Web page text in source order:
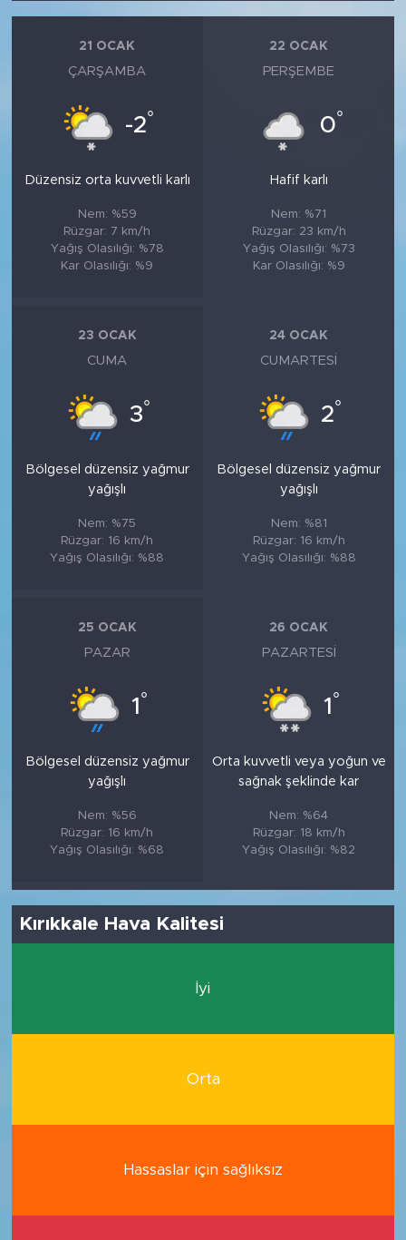
21 OCAK
ÇARŞAMBA
-2°
Düzensiz orta kuvvetli karlı
Nem: %59
Rüzgar: 7 km/h
Yağış Olasılığı: %78
Kar Olasılığı: %9
22 OCAK
PERŞEMBE
0°
Hafif karlı
Nem: %71
Rüzgar: 23 km/h
Yağış Olasılığı: %73
Kar Olasılığı: %9
23 OCAK
CUMA
3°
Bölgesel düzensiz yağmur
yağışlı
Nem: %75
Rüzgar: 16 km/h
Yağış Olasılığı: %88
24 OCAK
CUMARTESI
2°
Bölgesel düzensiz yağmur
yağışlı
Nem: %81
Rüzgar: 16 km/h
Yağış Olasılığı: %88
25 OCAK
PAZAR
1 °
Bölgesel düzensiz yağmur
yağışlı
Nem: %56
Rüzgar: 16 km/h
Yağış Olasılığı: %68
26 OCAK
PAZARTESI
1 °
Orta kuvvetli veya yoğun ve
sağnak şeklinde kar
Nem: %64
Rüzgar: 18 km/h
Yağış Olasılığı: %82
Kırıkkale Hava Kalitesi
İyi
Orta
Hassaslar için sağlıksız